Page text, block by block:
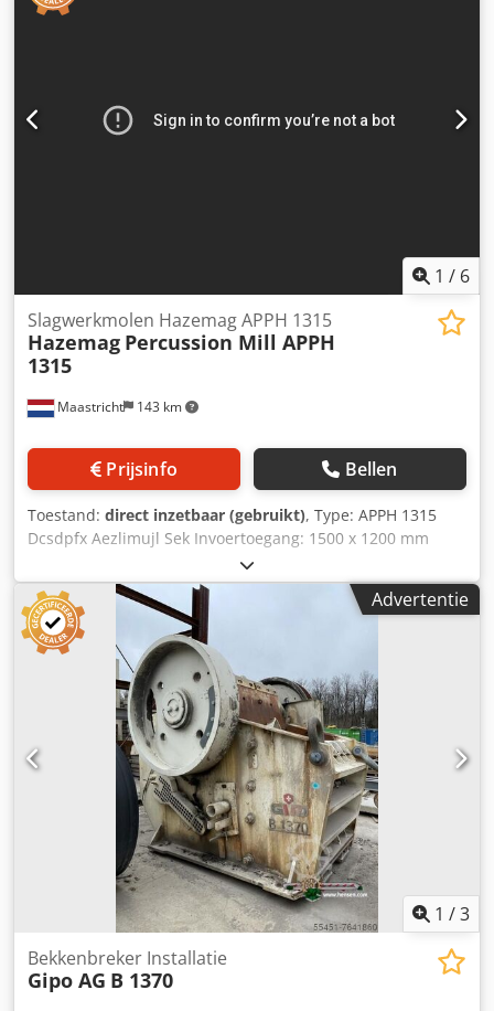
kvA → PRO 90 IS EEN COMBINATIE VAN: • Bunker •
Trilvoeder • Turbo Impactbreker • Trilzeef met hoge slag •
onderhoudsplatformen • Dieselgenerator (optioneel) VOOR
voorbehoud van tussenverkoop
1 / 6
Maastricht 143 km
Slagwerkmolen Hazemag APPH 1315
Hazemag Percussion Mill APPH
1315
Prijsinfo Bellen
Toestand: direct inzetbaar (gebruikt), Type: APPH 1315
Dcsdpfx Aezlimujl Sek Invoertoegang: 1500 x 1200 mm
Bevat: elektromotor en reserveonderdelen
Advertentie
1 /3
Bekkenbreker Installatie
Gipo AG B 1370